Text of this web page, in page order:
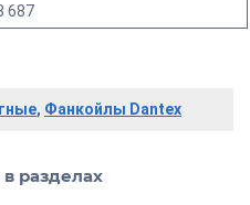
687
, Фанкойлы Dantex
разделах